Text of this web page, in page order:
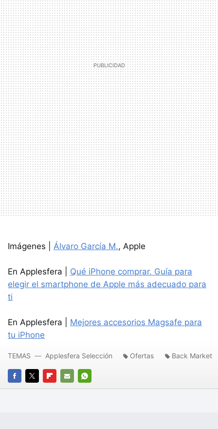
Imágenes | Álvaro García M., Apple
En Applesfera | Qué iPhone comprar. Guía para
elegir el smartphone de Apple más adecuado para
ti
En Applesfera | Mejores accesorios Magsafe para
tu iPhone
FACEBOOK
TWITTERFLIPBOARD
E-
WHATSAPP
TEMAS Applesfera Selección Ofertas Back Market